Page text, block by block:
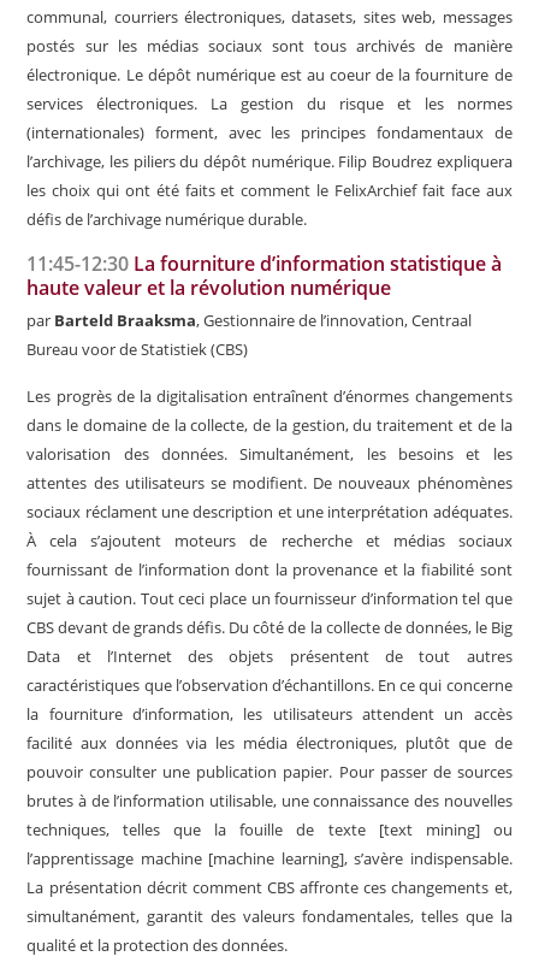
communal, courriers électroniques, datasets, sites web, messages
postés sur les médias sociaux sont tous archivés de manière
électronique. Le dépôt numérique est au coeur de la fourniture de
services électroniques. La gestion du risque et les normes
(internationales) forment, avec les principes fondamentaux de
l’archivage, les piliers du dépôt numérique. Filip Boudrez expliquera
les choix qui ont été faits et comment le FelixArchief fait face aux
défis de l’archivage numérique durable.
11:45-12:30 La fourniture d’information statistique à
haute valeur et la révolution numérique
par Barteld Braaksma, Gestionnaire de l’innovation, Centraal
Bureau voor de Statistiek (CBS)
Les progrès de la digitalisation entraînent d’énormes changements
dans le domaine de la collecte, de la gestion, du traitement et de la
valorisation des données. Simultanément, les besoins et les
attentes des utilisateurs se modifient. De nouveaux phénomènes
sociaux réclament une description et une interprétation adéquates.
À cela s’ajoutent moteurs de recherche et médias sociaux
fournissant de l’information dont la provenance et la fiabilité sont
sujet à caution. Tout ceci place un fournisseur d’information tel que
CBS devant de grands défis. Du côté de la collecte de données, le Big
Data et l’Internet des objets présentent de tout autres
caractéristiques que l’observation d’échantillons. En ce qui concerne
la fourniture d’information, les utilisateurs attendent un accès
facilité aux données via les média électroniques, plutôt que de
pouvoir consulter une publication papier. Pour passer de sources
brutes à de l’information utilisable, une connaissance des nouvelles
techniques, telles que la fouille de texte [text mining] ou
l’apprentissage machine [machine learning], s’avère indispensable.
La présentation décrit comment CBS affronte ces changements et,
simultanément, garantit des valeurs fondamentales, telles que la
qualité et la protection des données.